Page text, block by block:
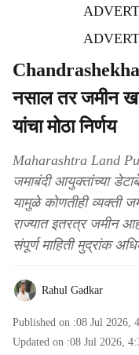
नसाल तर जमीन
यांचा मोठा निर्णय
Maharashtra Land
जमाबंदी आयुक्तांच्या
यामुळे कोणतीही व्यक्ती
राज्यात इतरत्र जमीन
संपूर्ण माहिती मुद्रांक
Rahul Gadkar
Published on :08 Jul 2026,
Updated on :08 Jul 2026,